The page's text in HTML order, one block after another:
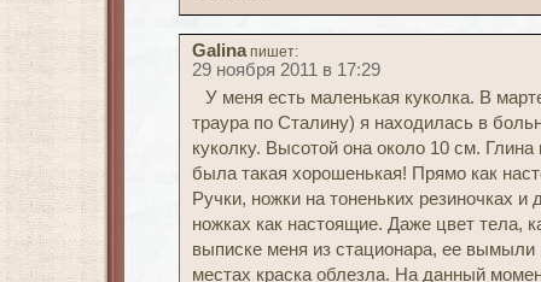
Galina пишет:
29 ноября 2011 в 17:29
У меня есть маленькая куколка. В
траура по Сталину) я находилась в
куколку. Высотой она около 10 см.
была такая хорошенькая! Прямо как
Ручки, ножки на тоненьких резиночках и
ножках как настоящие. Даже цвет тела,
выписке меня из стационара, ее вымыли
местах краска облезла. На данный